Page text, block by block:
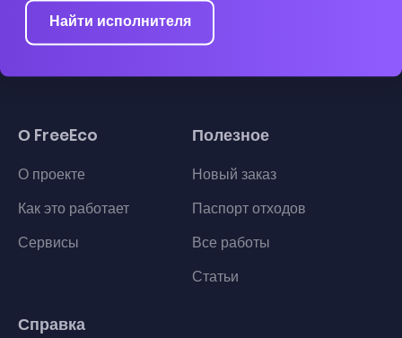
Найти исполнителя
О FreeEco
О проекте
Как это работает
Сервисы
Полезное
Новый заказ
Паспорт отходов
Все работы
Статьи
Справка